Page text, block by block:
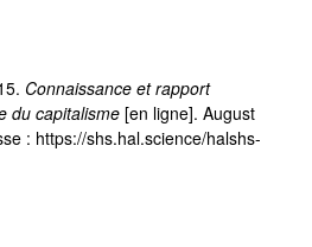
Connaissance et rapport
du capitalisme [en ligne]. August
: https://shs.hal.science/halshs-